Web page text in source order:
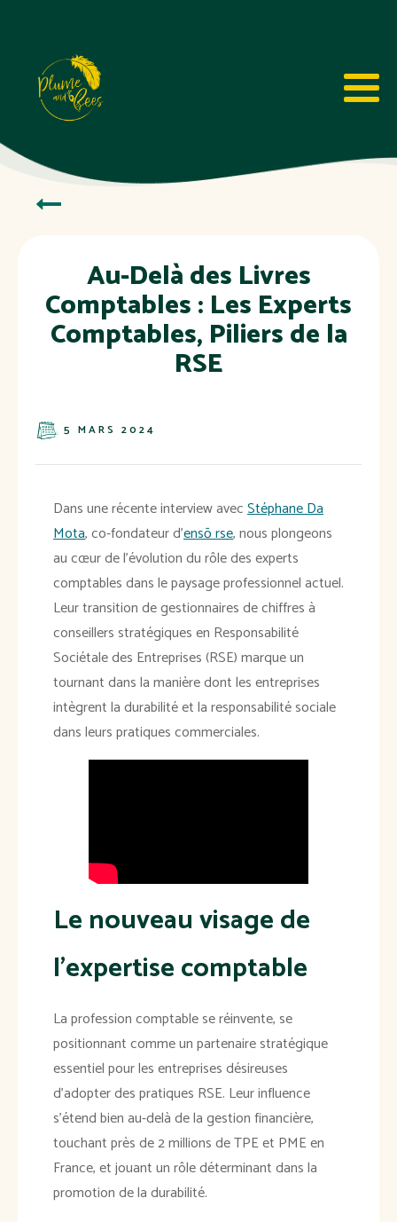
Au-Delà des Livres
Comptables : Les Experts
Comptables, Piliers de la
RSE
5 MARS 2024
Dans une récente interview avecStéphane Da
Mota, co-fondateur d’ensō rse, nous plongeons
au cœur de l'évolution du rôle des experts
comptables dans le paysage professionnel actuel.
Leur transition de gestionnaires de chiffres à
conseillers stratégiques en Responsabilité
Sociétale des Entreprises (RSE) marque un
tournant dans la manière dont les entreprises
intègrent la durabilité et la responsabilité sociale
dans leurs pratiques commerciales.
Le nouveau visage de
l'expertise comptable
La profession comptable se réinvente, se
positionnant comme un partenaire stratégique
essentiel pour les entreprises désireuses
d'adopter des pratiques RSE. Leur influence
s'étend bien au-delà de la gestion financière,
touchant près de 2 millions de TPE et PME en
France, et jouant un rôle déterminant dans la
promotion de la durabilité.